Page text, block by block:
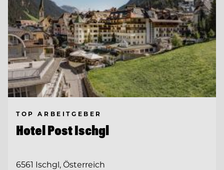
TOP ARBEITGEBER
Hotel Post Ischgl
6561 Ischgl, Österreich